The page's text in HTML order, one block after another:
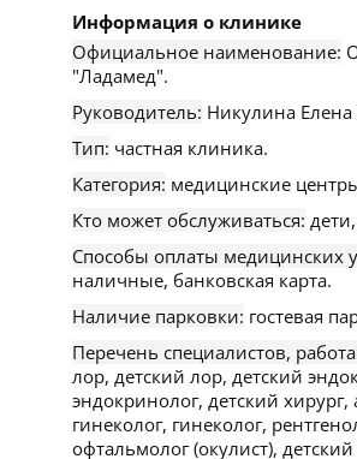
Информация о клинике
Официальное наименование:
"Ладамед".
Руководитель: Никулина
Тип: частная клиника.
Категория: медицинские
Кто может обслуживаться:
Способы оплаты медицинских
наличные, банковская карта.
Наличие парковки: гостевая
Перечень специалистов,
лор, детский лор, детский
эндокринолог, детский хирург,
гинеколог, гинеколог,
офтальмолог (окулист),